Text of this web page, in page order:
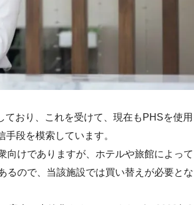
おり、これを受けて、現在もPHSを使用
段を模索しています。
向けでありますが、ホテルや旅館によって
るので、当該施設では買い替えが必要とな